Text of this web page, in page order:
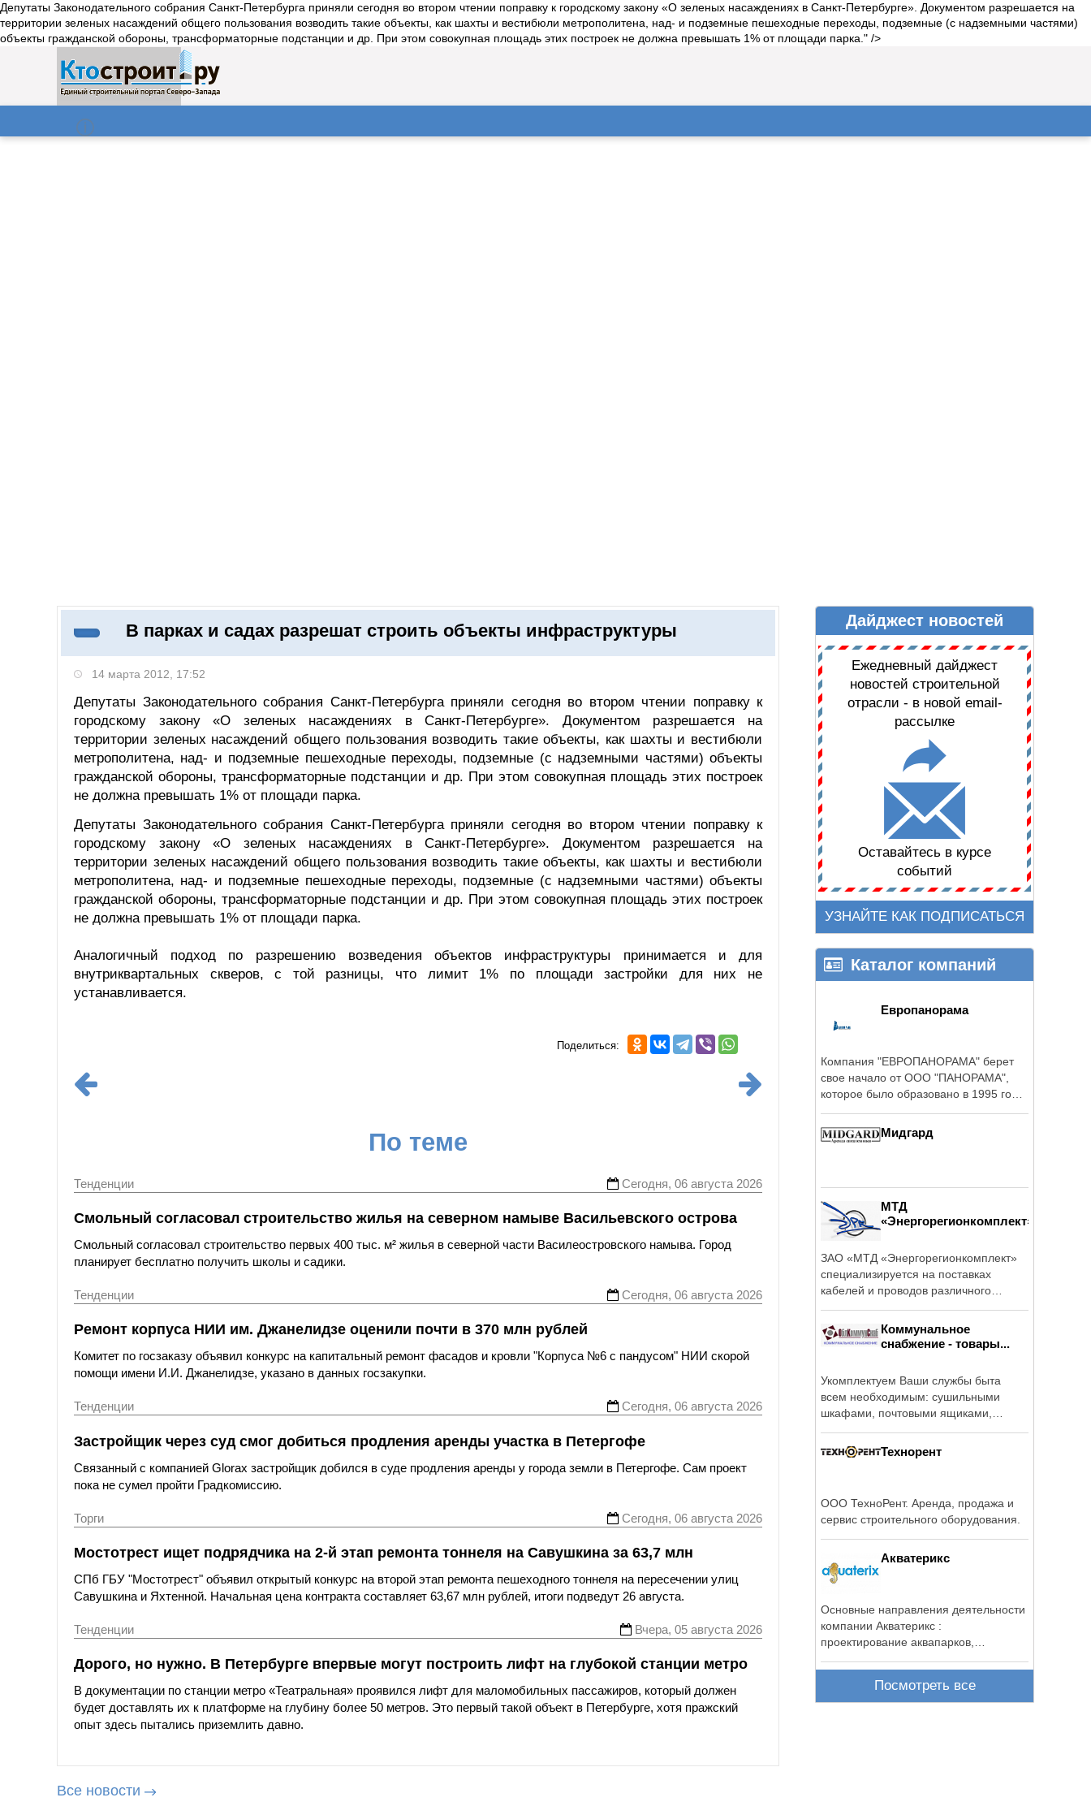
Депутаты Законодательного собрания Санкт-Петербурга приняли сегодня во втором чтении поправку к городскому закону «О зеленых насаждениях в Санкт-Петербурге». Документом разрешается на
территории зеленых насаждений общего пользования возводить такие объекты, как шахты и вестибюли метрополитена, над- и подземные пешеходные переходы, подземные (с надземными частями)
объекты гражданской обороны, трансформаторные подстанции и др. При этом совокупная площадь этих построек не должна превышать 1% от площади парка." />
Поиск
ДАЙДЖЕСТ НОВОСТЕЙ
В парках и садах разрешат строить объекты инфраструктуры
14 марта 2012, 17:52
Депутаты Законодательного собрания Санкт-Петербурга приняли сегодня во втором чтении поправку к
городскому закону «О зеленых насаждениях в Санкт-Петербурге». Документом разрешается на
территории зеленых насаждений общего пользования возводить такие объекты, как шахты и вестибюли
метрополитена, над- и подземные пешеходные переходы, подземные (с надземными частями) объекты
гражданской обороны, трансформаторные подстанции и др. При этом совокупная площадь этих построек
не должна превышать 1% от площади парка.
Депутаты Законодательного собрания Санкт-Петербурга приняли сегодня во втором чтении поправку к
городскому закону «О зеленых насаждениях в Санкт-Петербурге». Документом разрешается на
территории зеленых насаждений общего пользования возводить такие объекты, как шахты и вестибюли
метрополитена, над- и подземные пешеходные переходы, подземные (с надземными частями) объекты
гражданской обороны, трансформаторные подстанции и др. При этом совокупная площадь этих построек
не должна превышать 1% от площади парка.
Аналогичный подход по разрешению возведения объектов инфраструктуры принимается и для
внутриквартальных скверов, с той разницы, что лимит 1% по площади застройки для них не
устанавливается.
Поделиться:
По теме
Тенденции Сегодня, 06 августа 2026
Смольный согласовал строительство жилья на северном намыве Васильевского острова
Смольный согласовал строительство первых 400 тыс. м² жилья в северной части Василеостровского намыва. Город
планирует бесплатно получить школы и садики.
Тенденции Сегодня, 06 августа 2026
Ремонт корпуса НИИ им. Джанелидзе оценили почти в 370 млн рублей
Комитет по госзаказу объявил конкурс на капитальный ремонт фасадов и кровли "Корпуса №6 с пандусом" НИИ скорой
помощи имени И.И. Джанелидзе, указано в данных госзакупки.
Тенденции Сегодня, 06 августа 2026
Застройщик через суд смог добиться продления аренды участка в Петергофе
Связанный с компанией Glorax застройщик добился в суде продления аренды у города земли в Петергофе. Сам проект
пока не сумел пройти Градкомиссию.
Торги Сегодня, 06 августа 2026
Мостотрест ищет подрядчика на 2-й этап ремонта тоннеля на Савушкина за 63,7 млн
СПб ГБУ "Мостотрест" объявил открытый конкурс на второй этап ремонта пешеходного тоннеля на пересечении улиц
Савушкина и Яхтенной. Начальная цена контракта составляет 63,67 млн рублей, итоги подведут 26 августа.
Тенденции Вчера, 05 августа 2026
Дорого, но нужно. В Петербурге впервые могут построить лифт на глубокой станции метро
В документации по станции метро «Театральная» проявился лифт для маломобильных пассажиров, который должен
будет доставлять их к платформе на глубину более 50 метров. Это первый такой объект в Петербурге, хотя пражский
опыт здесь пытались приземлить давно.
Все новости
Дайджест новостей
Ежедневный дайджест
новостей строительной
отрасли - в новой email-
рассылке
Оставайтесь в курсе
событий
УЗНАЙТЕ КАК ПОДПИСАТЬСЯ
Каталог компаний
Европанорама
Компания "ЕВРОПАНОРАМА" берет
свое начало от ООО "ПАНОРАМА",
которое было образовано в 1995 году
Мидгард
МТД
«Энергорегионкомплект»
ЗАО «МТД «Энергорегионкомплект»
специализируется на поставках
кабелей и проводов различного
Коммунальное
снабжение - товары...
Укомплектуем Ваши службы быта
всем необходимым: сушильными
шкафами, почтовыми ящиками,
Технорент
ООО ТехноРент. Аренда, продажа и
сервис строительного оборудования.
Акватерикс
Основные направления деятельности
компании Акватерикс :
проектирование аквапарков,
Посмотреть все